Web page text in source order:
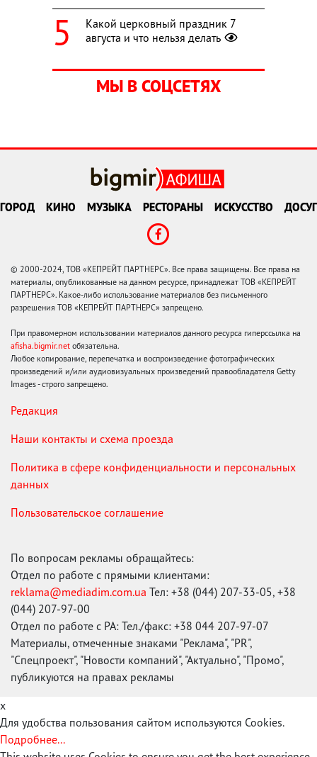
Какой церковный праздник 7
августа и что нельзя делать
МЫ В СОЦСЕТЯХ
ГОРОД КИНО МУЗЫКА РЕСТОРАНЫ ИСКУССТВО ДОСУГ
© 2000-2024, ТОВ «КЕПРЕЙТ ПАРТНЕРС». Все права защищены. Все права на
материалы, опубликованные на данном ресурсе, принадлежат ТОВ «КЕПРЕЙТ
ПАРТНЕРС». Какое-либо использование материалов без письменного
разрешения ТОВ «КЕПРЕЙТ ПАРТНЕРС» запрещено.
При правомерном использовании материалов данного ресурса гиперссылка на
afisha.bigmir.net обязательна.
Любое копирование, перепечатка и воспроизведение фотографических
произведений и/или аудиовизуальных произведений правообладателя Getty
Images - строго запрещено.
Редакция
Наши контакты и схема проезда
Политика в сфере конфиденциальности и персональных
данных
Пользовательское соглашение
По вопросам рекламы обращайтесь:
Отдел по работе с прямыми клиентами:
reklama@mediadim.com.ua Тел: +38 (044) 207-33-05, +38
(044) 207-97-00
Отдел по работе с РА: Тел./факс: +38 044 207-97-07
Материалы, отмеченные знаками "Реклама", "PR",
"Спецпроект", "Новости компаний", "Актуально", "Промо",
публикуются на правах рекламы
x
Для удобства пользования сайтом используются Cookies.
Подробнее...